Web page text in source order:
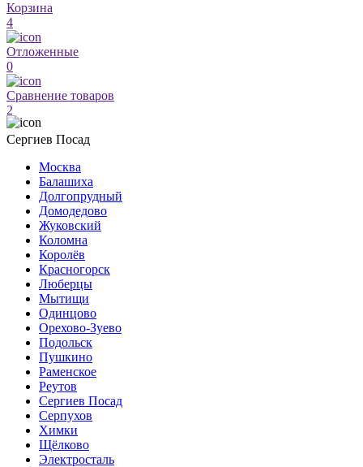
Корзина
4
Отложенные
0
Сравнение товаров
2
Сергиев Посад
Москва
Балашиха
Долгопрудный
Домодедово
Жуковский
Коломна
Королёв
Красногорск
Люберцы
Мытищи
Одинцово
Орехово-Зуево
Подольск
Пушкино
Раменское
Реутов
Сергиев Посад
Серпухов
Химки
Щёлково
Электросталь